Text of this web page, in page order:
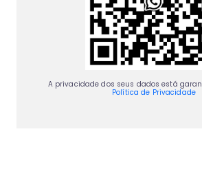
A privacidade dos seus dados está
Política de Privacidade